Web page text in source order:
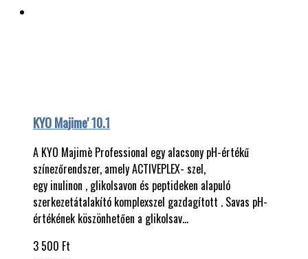
KYO Majime' 10.1
A KYO Majimè Professional egy alacsony pH-értékű
színezőrendszer, amely ACTIVEPLEX- szel,
egy inulinon , glikolsavon és peptideken alapuló
szerkezetátalakító komplexszel gazdagított . Savas pH-
értékének köszönhetően a glikolsav…
3 500 Ft